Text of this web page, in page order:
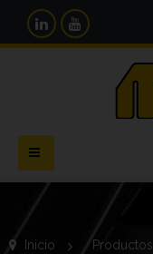
Navegación
Toggle
Inicio > Productos